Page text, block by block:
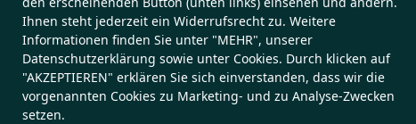
Ihnen steht jederzeit ein Widerrufsrecht zu. Weitere
Informationen finden Sie unter "MEHR", unserer
Datenschutzerklärung sowie unter Cookies. Durch klicken auf
"AKZEPTIEREN" erklären Sie sich einverstanden, dass wir die
vorgenannten Cookies zu Marketing- und zu Analyse-Zwecken
setzen.